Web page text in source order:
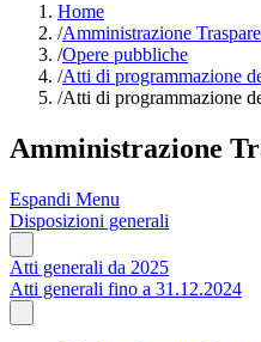
Home
/Amministrazione
/Opere pubbliche
/Atti di programmazione
/Atti di programmazione
Amministrazione
Espandi Menu
Disposizioni generali
Atti generali da 2025
Atti generali fino a 31.12.2024